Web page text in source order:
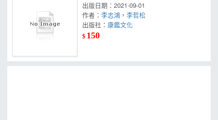
出版日期：2021-09-01
作者：李志鴻 ，李哲松
出版社：
$ 150
簡體書
外文書